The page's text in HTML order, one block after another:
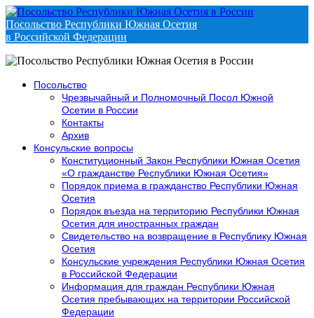
Посольство Республики Южная Осетия
в Российской Федерации
Посольство
Чрезвычайный и Полномочный Посол Южной
Осетии в России
Контакты
Архив
Консульские вопросы
Конституционный Закон Республики Южная Осетия
«О гражданстве Республики Южная Осетия»
Порядок приема в гражданство Республики Южная
Осетия
Порядок въезда на территорию Республики Южная
Осетия для иностранных граждан
Свидетельство на возвращение в Республику Южная
Осетия
Консульские учреждения Республики Южная Осетия
в Российской Федерации
Информация для граждан Республики Южная
Осетия пребывающих на территории Российской
Федерации